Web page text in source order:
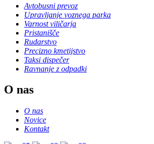
Avtobusni prevoz
Upravljanje voznega parka
Varnost viličarja
Pristanišče
Rudarstvo
Precizno kmetijstvo
Taksi dispečer
Ravnanje z odpadki
O nas
O nas
Novice
Kontakt